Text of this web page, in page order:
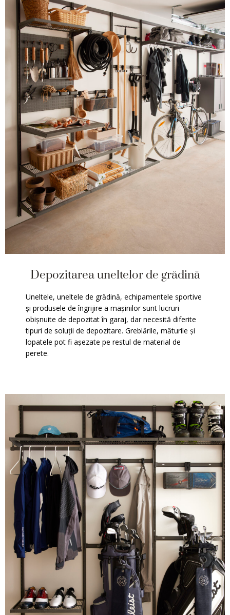
Depozitarea uneltelor de grădină
Uneltele, uneltele de grădină, echipamentele sportive
și produsele de îngrijire a mașinilor sunt lucruri
obișnuite de depozitat în garaj, dar necesită diferite
tipuri de soluții de depozitare. Greblările, măturile și
lopatele pot fi așezate pe restul de material de
perete.